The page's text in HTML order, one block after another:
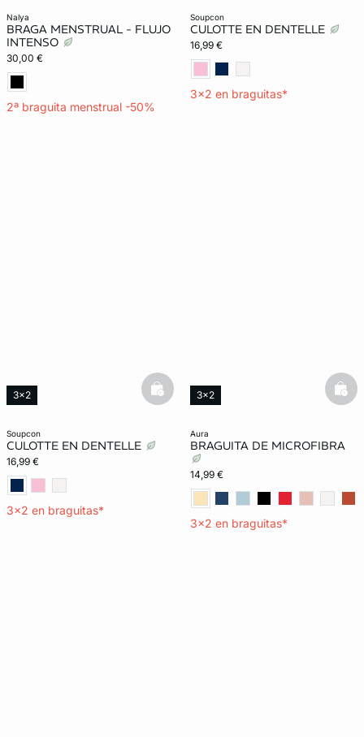
nalya
BRAGA MENSTRUAL - FLUJO
INTENSO
30,00 €
2ª braguita menstrual -50%
soupcon
CULOTTE EN DENTELLE
16,99 €
3x2 en braguitas*
soupcon
CULOTTE EN DENTELLE
16,99 €
3x2 en braguitas*
3x2
basketfull
aura
BRAGUITA DE MICROFIBRA
14,99 €
3x2 en braguitas*
3x2